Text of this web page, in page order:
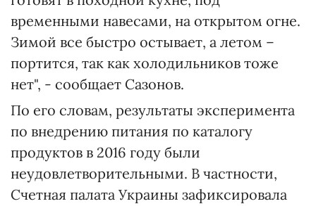
временными навесами, на открытом огне.
Зимой все быстро остывает, а летом –
портится, так как холодильников тоже
нет", - сообщает Сазонов.
По его словам, результаты эксперимента
по внедрению питания по каталогу
продуктов в 2016 году были
неудовлетворительными. В частности,
Счетная палата Украины зафиксировала